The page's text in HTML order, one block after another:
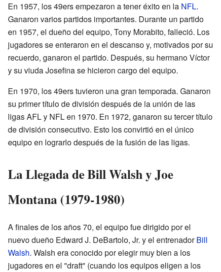
En 1957, los 49ers empezaron a tener éxito en la NFL.
Ganaron varios partidos importantes. Durante un partido
en 1957, el dueño del equipo, Tony Morabito, falleció. Los
jugadores se enteraron en el descanso y, motivados por su
recuerdo, ganaron el partido. Después, su hermano Víctor
y su viuda Josefina se hicieron cargo del equipo.
En 1970, los 49ers tuvieron una gran temporada. Ganaron
su primer título de división después de la unión de las
ligas AFL y NFL en 1970. En 1972, ganaron su tercer título
de división consecutivo. Esto los convirtió en el único
equipo en lograrlo después de la fusión de las ligas.
La Llegada de Bill Walsh y Joe
Montana (1979-1980)
A finales de los años 70, el equipo fue dirigido por el
nuevo dueño Edward J. DeBartolo, Jr. y el entrenadorBill
Walsh. Walsh era conocido por elegir muy bien a los
jugadores en el "draft" (cuando los equipos eligen a los